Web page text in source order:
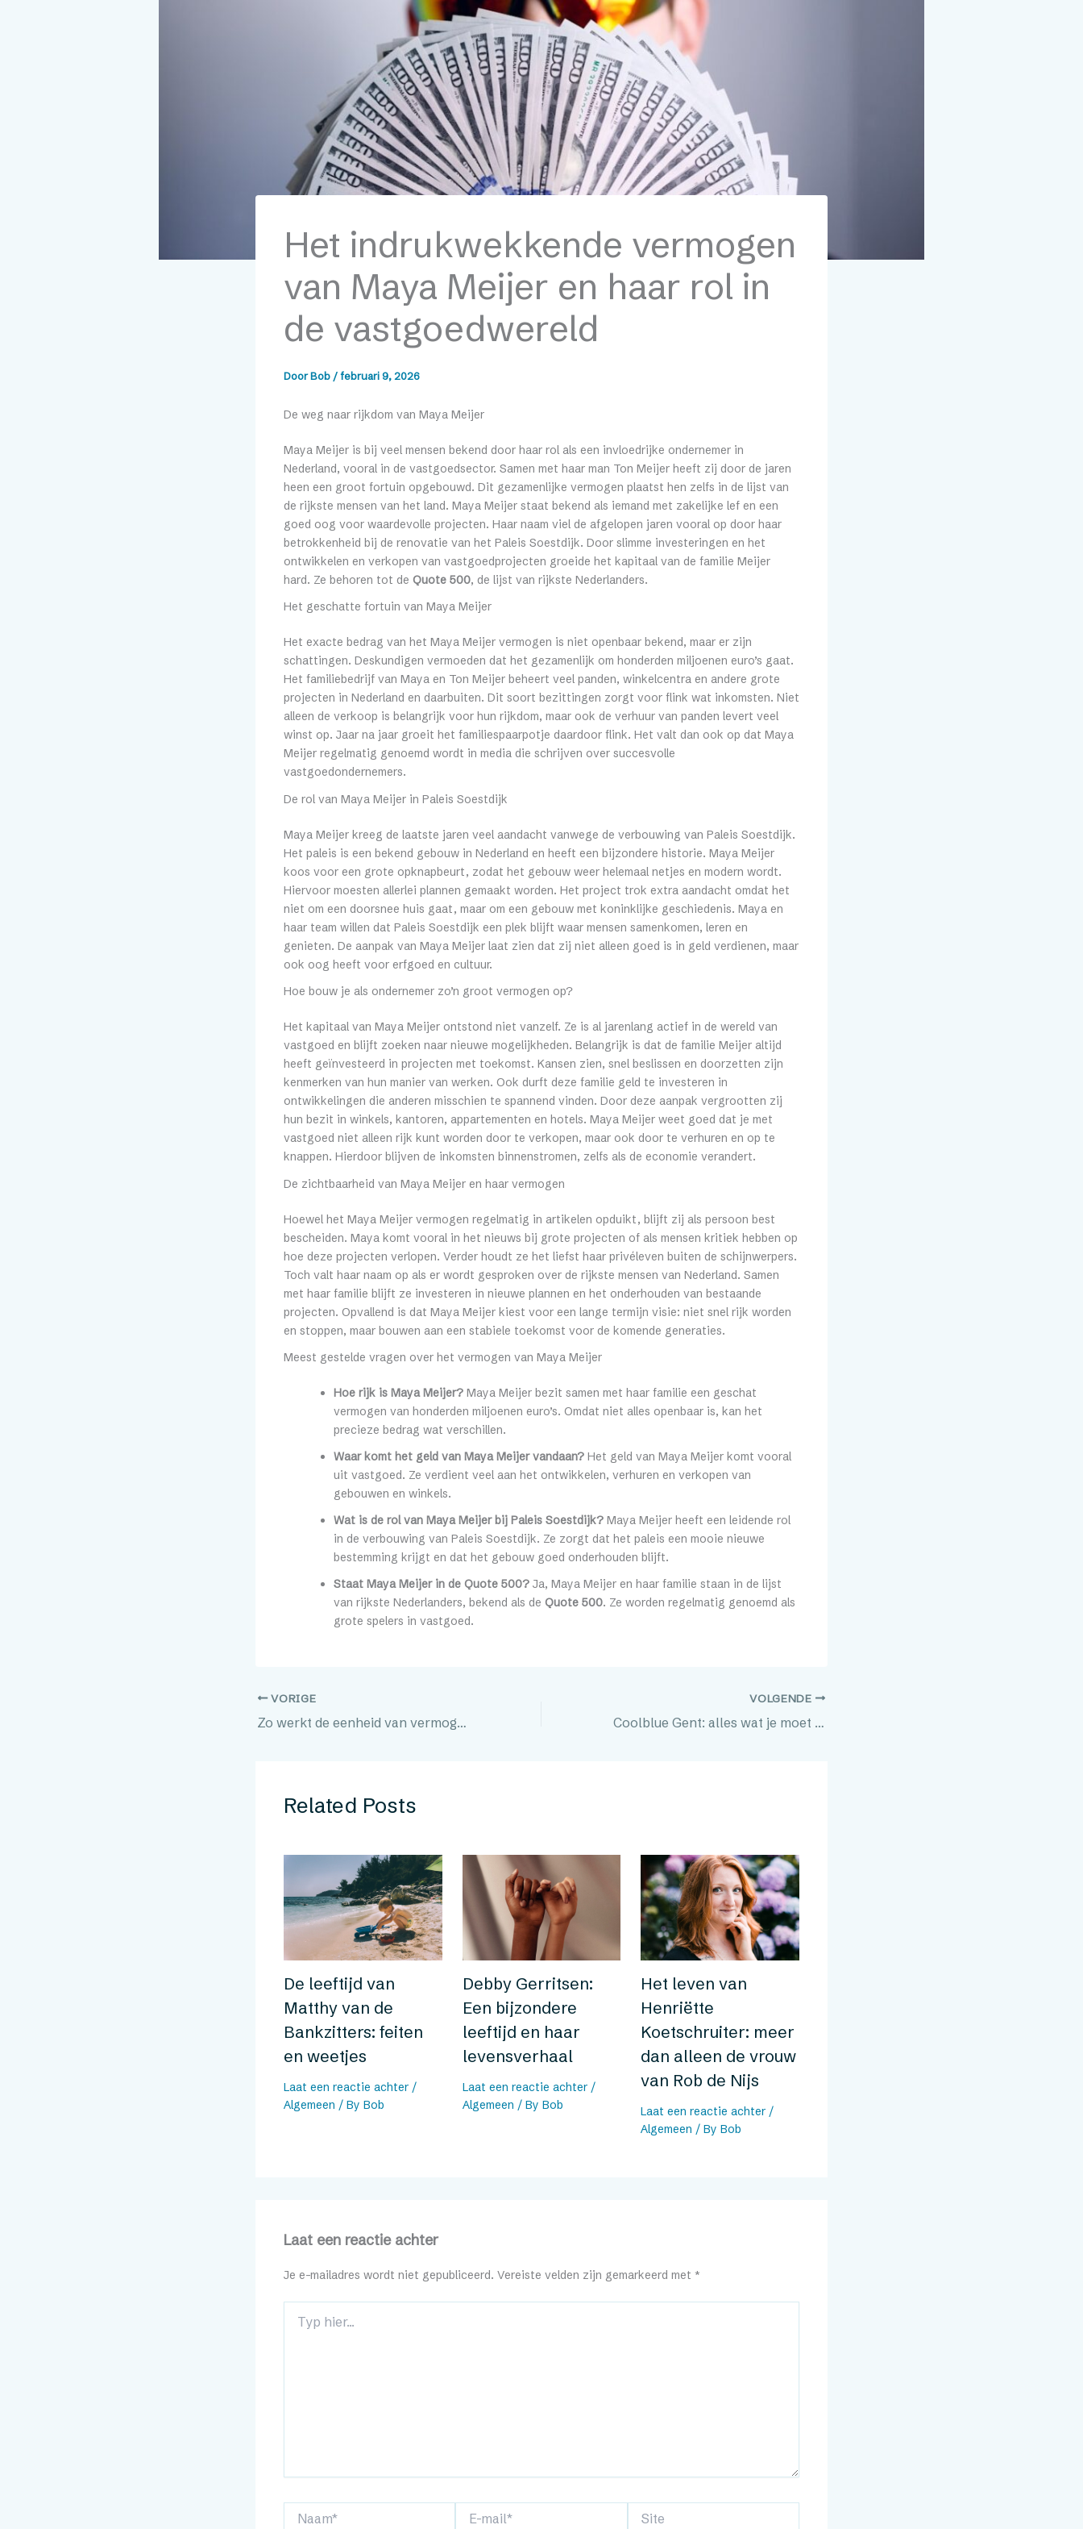
Het indrukwekkende vermogen
van Maya Meijer en haar rol in
de vastgoedwereld
DoorBob /februari 9, 2026
De weg naar rijkdom van Maya Meijer
Maya Meijer is bij veel mensen bekend door haar rol als een invloedrijke ondernemer in
Nederland, vooral in de vastgoedsector. Samen met haar man Ton Meijer heeft zij door de jaren
heen een groot fortuin opgebouwd. Dit gezamenlijke vermogen plaatst hen zelfs in de lijst van
de rijkste mensen van het land. Maya Meijer staat bekend als iemand met zakelijke lef en een
goed oog voor waardevolle projecten. Haar naam viel de afgelopen jaren vooral op door haar
betrokkenheid bij de renovatie van het Paleis Soestdijk. Door slimme investeringen en het
ontwikkelen en verkopen van vastgoedprojecten groeide het kapitaal van de familie Meijer
hard. Ze behoren tot de Quote 500, de lijst van rijkste Nederlanders.
Het geschatte fortuin van Maya Meijer
Het exacte bedrag van het Maya Meijer vermogen is niet openbaar bekend, maar er zijn
schattingen. Deskundigen vermoeden dat het gezamenlijk om honderden miljoenen euro’s gaat.
Het familiebedrijf van Maya en Ton Meijer beheert veel panden, winkelcentra en andere grote
projecten in Nederland en daarbuiten. Dit soort bezittingen zorgt voor flink wat inkomsten. Niet
alleen de verkoop is belangrijk voor hun rijkdom, maar ook de verhuur van panden levert veel
winst op. Jaar na jaar groeit het familiespaarpotje daardoor flink. Het valt dan ook op dat Maya
Meijer regelmatig genoemd wordt in media die schrijven over succesvolle
vastgoedondernemers.
De rol van Maya Meijer in Paleis Soestdijk
Maya Meijer kreeg de laatste jaren veel aandacht vanwege de verbouwing van Paleis Soestdijk.
Het paleis is een bekend gebouw in Nederland en heeft een bijzondere historie. Maya Meijer
koos voor een grote opknapbeurt, zodat het gebouw weer helemaal netjes en modern wordt.
Hiervoor moesten allerlei plannen gemaakt worden. Het project trok extra aandacht omdat het
niet om een doorsnee huis gaat, maar om een gebouw met koninklijke geschiedenis. Maya en
haar team willen dat Paleis Soestdijk een plek blijft waar mensen samenkomen, leren en
genieten. De aanpak van Maya Meijer laat zien dat zij niet alleen goed is in geld verdienen, maar
ook oog heeft voor erfgoed en cultuur.
Hoe bouw je als ondernemer zo’n groot vermogen op?
Het kapitaal van Maya Meijer ontstond niet vanzelf. Ze is al jarenlang actief in de wereld van
vastgoed en blijft zoeken naar nieuwe mogelijkheden. Belangrijk is dat de familie Meijer altijd
heeft geïnvesteerd in projecten met toekomst. Kansen zien, snel beslissen en doorzetten zijn
kenmerken van hun manier van werken. Ook durft deze familie geld te investeren in
ontwikkelingen die anderen misschien te spannend vinden. Door deze aanpak vergrootten zij
hun bezit in winkels, kantoren, appartementen en hotels. Maya Meijer weet goed dat je met
vastgoed niet alleen rijk kunt worden door te verkopen, maar ook door te verhuren en op te
knappen. Hierdoor blijven de inkomsten binnenstromen, zelfs als de economie verandert.
De zichtbaarheid van Maya Meijer en haar vermogen
Hoewel het Maya Meijer vermogen regelmatig in artikelen opduikt, blijft zij als persoon best
bescheiden. Maya komt vooral in het nieuws bij grote projecten of als mensen kritiek hebben op
hoe deze projecten verlopen. Verder houdt ze het liefst haar privéleven buiten de schijnwerpers.
Toch valt haar naam op als er wordt gesproken over de rijkste mensen van Nederland. Samen
met haar familie blijft ze investeren in nieuwe plannen en het onderhouden van bestaande
projecten. Opvallend is dat Maya Meijer kiest voor een lange termijn visie: niet snel rijk worden
en stoppen, maar bouwen aan een stabiele toekomst voor de komende generaties.
Meest gestelde vragen over het vermogen van Maya Meijer
Hoe rijk is Maya Meijer? Maya Meijer bezit samen met haar familie een geschat
vermogen van honderden miljoenen euro’s. Omdat niet alles openbaar is, kan het
precieze bedrag wat verschillen.
Waar komt het geld van Maya Meijer vandaan? Het geld van Maya Meijer komt vooral
uit vastgoed. Ze verdient veel aan het ontwikkelen, verhuren en verkopen van
gebouwen en winkels.
Wat is de rol van Maya Meijer bij Paleis Soestdijk? Maya Meijer heeft een leidende rol
in de verbouwing van Paleis Soestdijk. Ze zorgt dat het paleis een mooie nieuwe
bestemming krijgt en dat het gebouw goed onderhouden blijft.
Staat Maya Meijer in de Quote 500? Ja, Maya Meijer en haar familie staan in de lijst
van rijkste Nederlanders, bekend als de Quote 500. Ze worden regelmatig genoemd als
grote spelers in vastgoed.
VORIGE
Zo werkt de eenheid van vermogen in de praktijk
VOLGENDE
Coolblue Gent: alles wat je moet weten over de grootste Belgische winkel
Related Posts
De leeftijd van
Matthy van de
Bankzitters: feiten
en weetjes
Laat een reactie achter /
Algemeen / By Bob
Debby Gerritsen:
Een bijzondere
leeftijd en haar
levensverhaal
Laat een reactie achter /
Algemeen / By Bob
Het leven van
Henriëtte
Koetschruiter: meer
dan alleen de vrouw
van Rob de Nijs
Laat een reactie achter /
Algemeen / ByBob
Laat een reactie achter
Je e-mailadres wordt niet gepubliceerd. Vereiste velden zijn gemarkeerd met *
hier...
mail*